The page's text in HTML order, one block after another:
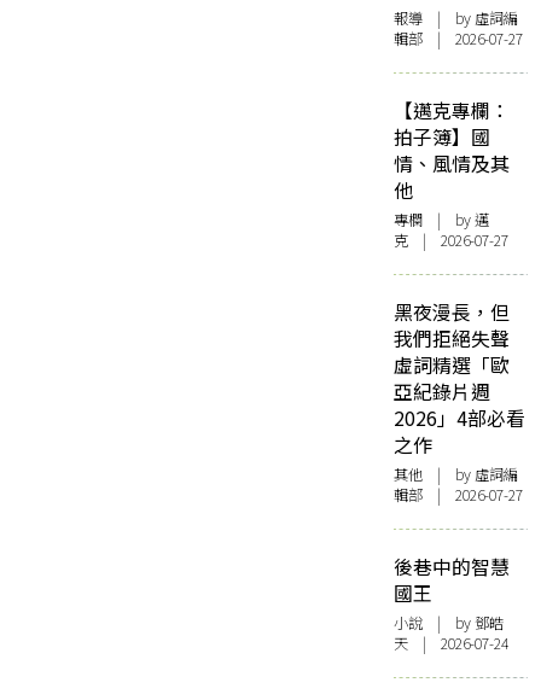
報導 | by 虛詞編
輯部 | 2026-07-27
【邁克專欄：
拍子簿】國
情、風情及其
他
專欄 | by邁
克 | 2026-07-27
黑夜漫長，但
我們拒絕失聲
虛詞精選「歐
亞紀錄片週
2026」4部必看
之作
其他 | by 虛詞編
輯部 | 2026-07-27
後巷中的智慧
國王
小說 | by 鄧皓
天 | 2026-07-24